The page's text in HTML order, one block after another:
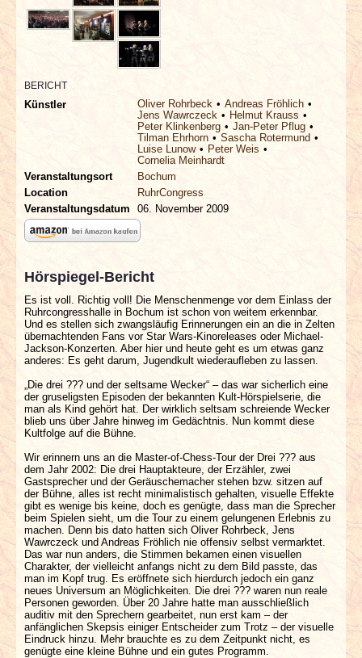
ARCHIV
BERICHT
Künstler Oliver Rohrbeck
Andreas Fröhlich
Jens Wawrczeck
Helmut Krauss
Peter Klinkenberg
Jan-Peter Pflug
Tilman Ehrhorn
Sascha Rotermund
Luise Lunow
Peter Weis
Cornelia Meinhardt
Veranstaltungsort
Bochum
Location
RuhrCongress
Veranstaltungsdatum
06. November 2009
Hörspiegel-Bericht
Es ist voll. Richtig voll! Die Menschenmenge vor dem Einlass der
Ruhrcongresshalle in Bochum ist schon von weitem erkennbar.
Und es stellen sich zwangsläufig Erinnerungen ein an die in Zelten
übernachtenden Fans vor Star Wars-Kinoreleases oder Michael-
Jackson-Konzerten. Aber hier und heute geht es um etwas ganz
anderes: Es geht darum, Jugendkult wiederaufleben zu lassen.
„Die drei ??? und der seltsame Wecker“ – das war sicherlich eine
der gruseligsten Episoden der bekannten Kult-Hörspielserie, die
man als Kind gehört hat. Der wirklich seltsam schreiende Wecker
blieb uns über Jahre hinweg im Gedächtnis. Nun kommt diese
Kultfolge auf die Bühne.
Wir erinnern uns an die Master-of-Chess-Tour der Drei ??? aus
dem Jahr 2002: Die drei Hauptakteure, der Erzähler, zwei
Gastsprecher und der Geräuschemacher stehen bzw. sitzen auf
der Bühne, alles ist recht minimalistisch gehalten, visuelle Effekte
gibt es wenige bis keine, doch es genügte, dass man die Sprecher
beim Spielen sieht, um die Tour zu einem gelungenen Erlebnis zu
machen. Denn bis dato hatten sich Oliver Rohrbeck, Jens
Wawrczeck und Andreas Fröhlich nie offensiv selbst vermarktet.
Das war nun anders, die Stimmen bekamen einen visuellen
Charakter, der vielleicht anfangs nicht zu dem Bild passte, das
man im Kopf trug. Es eröffnete sich hierdurch jedoch ein ganz
neues Universum an Möglichkeiten. Die drei ??? waren nun reale
Personen geworden. Über 20 Jahre hatte man ausschließlich
auditiv mit den Sprechern gearbeitet, nun erst kam – der
anfänglichen Skepsis einiger Entscheider zum Trotz – der visuelle
Eindruck hinzu. Mehr brauchte es zu dem Zeitpunkt nicht, es
genügte eine kleine Bühne und ein gutes Programm.